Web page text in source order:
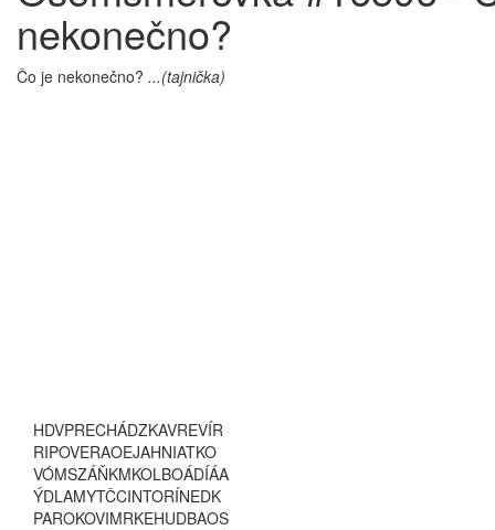
nekonečno?
Čo je nekonečno? ...(tajnička)
HDVPRECHÁDZKAVREVÍR
RIPOVERAOEJAHNIATKO
VÓMSZÁŇKMKOLBOÁDÍÁA
ÝDLAMYTČCINTORÍNEDK
PAROKOVIMRKEHUDBAOS